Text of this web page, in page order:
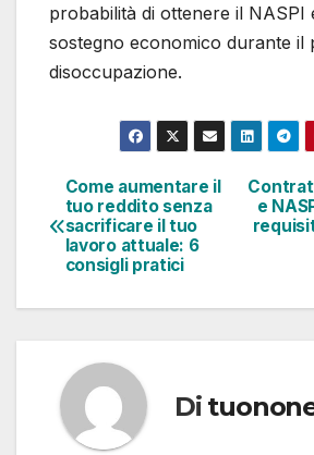
probabilità di ottenere il NASPI
sostegno economico durante il
disoccupazione.
Navigazione
articoli
e
Come aumentare il
tuo reddito senza
sacrificare il tuo
lavoro attuale: 6
consigli pratici
Di